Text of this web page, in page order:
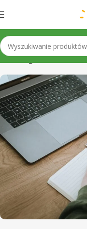
Strona główna»Dla